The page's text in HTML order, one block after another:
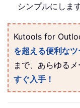
シンプルにします
Kutools for
を超える便利なツ
まで、あらゆる
すぐ入手！